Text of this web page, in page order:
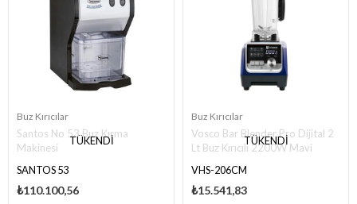
TÜKENDI
Buz Kırıcılar
Santos No 53 Buz Kırma
Makinesi
SANTOS 53
₺110.100,56
TÜKENDI
Buz Kırıcılar
Vosco Bar Blender Pro Dijital 2
Lt Buz Kırıcılı 2200W Mavi
VHS-206CM
₺15.541,83